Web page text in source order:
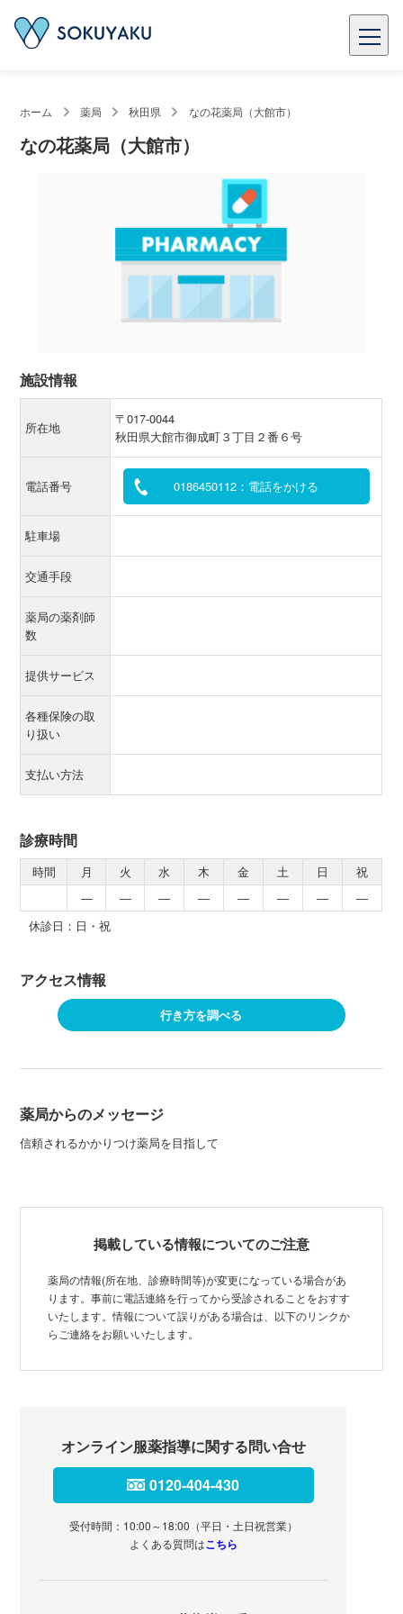
ホーム 薬局 秋田県 なの花薬局（大館市）
なの花薬局（大館市）
施設情報
所在地
〒017-0044
秋田県大館市御成町３丁目２番６号
電話番号 0186450112：電話をかける
駐車場
交通手段
薬局の薬剤師
数
提供サービス
各種保険の取
り扱い
支払い方法
診療時間
時間 月 火 水 木 金 土 日
祝
―
― ― ― ― ― ―
―
休診日：日・祝
アクセス情報
行き方を調べる
薬局からのメッセージ
信頼されるかかりつけ薬局を目指して
掲載している情報についてのご注意
薬局の情報(所在地、診療時間等)が変更になっている場合があ
ります。事前に電話連絡を行ってから受診されることをおすす
いたします。情報について誤りがある場合は、以下のリンクか
らご連絡をお願いいたします。
オンライン服薬指導に関する問い合せ
0120-404-430
受付時間：10:00～18:00（平日・土日祝営業）
よくある質問はこちら